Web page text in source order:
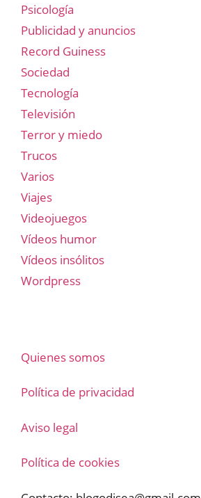
Psicología
Publicidad y anuncios
Record Guiness
Sociedad
Tecnología
Televisión
Terror y miedo
Trucos
Varios
Viajes
Videojuegos
Vídeos humor
Vídeos insólitos
Wordpress
Quienes somos
Política de privacidad
Aviso legal
Política de cookies